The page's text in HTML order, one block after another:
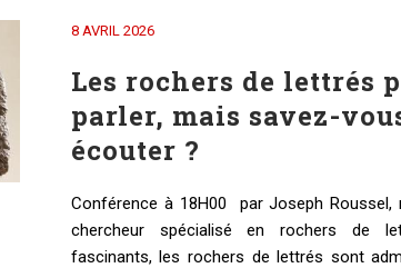
8 AVRIL 2026
Les rochers de lettrés
parler, mais savez-
écouter ?
Conférence à 18H00 par Joseph Roussel,
chercheur spécialisé en rochers de
fascinants, les rochers de lettrés sont